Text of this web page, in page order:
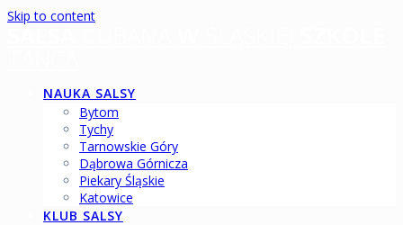
Skip to content
NAUKA SALSY
Bytom
Tychy
Tarnowskie Góry
Dąbrowa Górnicza
Piekary Śląskie
Katowice
KLUB SALSY